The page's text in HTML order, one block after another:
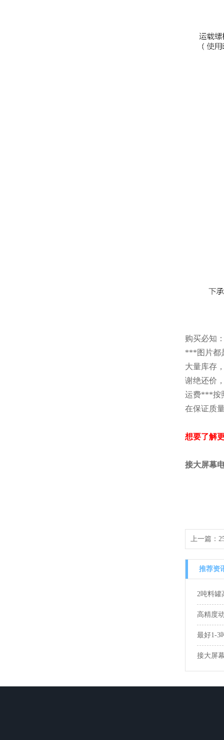
购买必知
***图片都
大量库存
谢绝还价
运费***按
在保证质
想要了解
接大屏幕
上一篇：
推荐资
2吨料罐
高精度
最好1-3
接大屏